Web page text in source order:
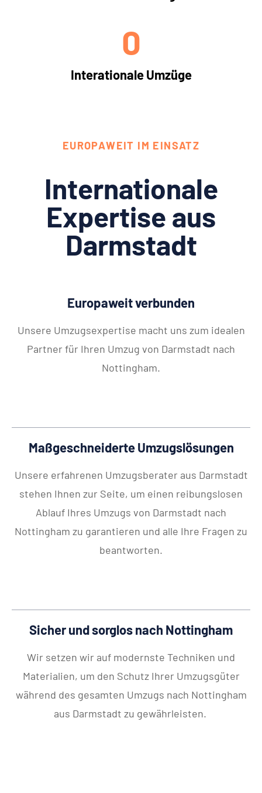
Interationale Umzüge
0
EUROPAWEIT IM EINSATZ
Internationale
Expertise aus
Darmstadt
Europaweit verbunden
Unsere Umzugsexpertise macht uns zum idealen
Partner für Ihren Umzug von Darmstadt nach
Nottingham.
Maßgeschneiderte Umzugslösungen
Unsere erfahrenen Umzugsberater aus Darmstadt
stehen Ihnen zur Seite, um einen reibungslosen
Ablauf Ihres Umzugs von Darmstadt nach
Nottingham zu garantieren und alle Ihre Fragen zu
beantworten.
Sicher und sorglos nach Nottingham
Wir setzen wir auf modernste Techniken und
Materialien, um den Schutz Ihrer Umzugsgüter
während des gesamten Umzugs nach Nottingham
aus Darmstadt zu gewährleisten.